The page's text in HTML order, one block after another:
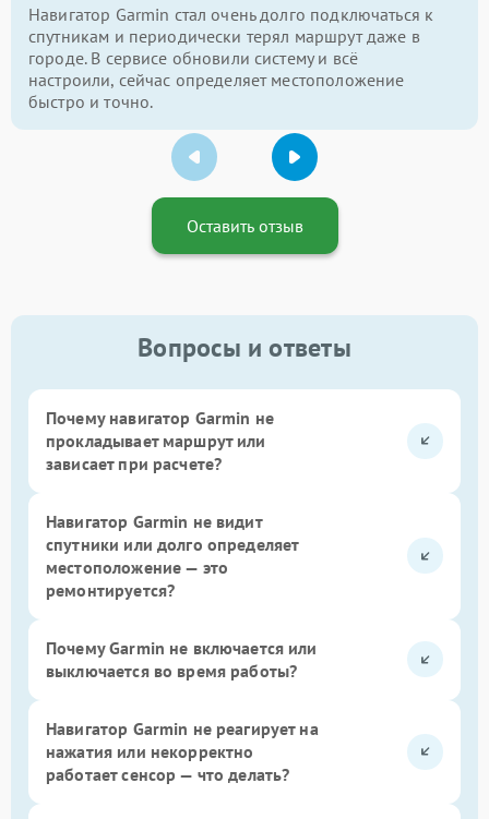
Навигатор Garmin стал очень долго подключаться к
спутникам и периодически терял маршрут даже в
городе. В сервисе обновили систему и всё
настроили, сейчас определяет местоположение
быстро и точно.
Оставить отзыв
Вопросы и ответы
Почему навигатор Garmin не
прокладывает маршрут или
зависает при расчете?
Навигатор Garmin не видит
спутники или долго определяет
местоположение — это
ремонтируется?
Почему Garmin не включается или
выключается во время работы?
Навигатор Garmin не реагирует на
нажатия или некорректно
работает сенсор — что делать?